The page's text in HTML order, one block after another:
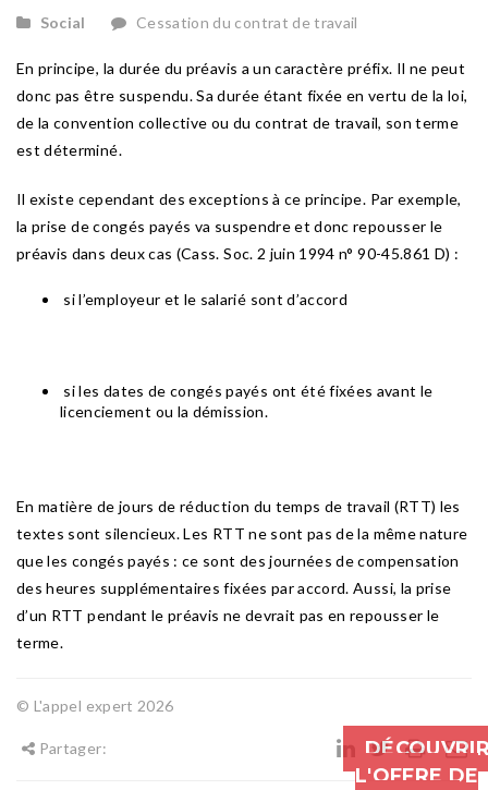
Social Cessation du contrat de travail
En principe, la durée du préavis a un caractère préfix. Il ne peut
donc pas être suspendu. Sa durée étant fixée en vertu de la loi,
de la convention collective ou du contrat de travail, son terme
est déterminé.
Il existe cependant des exceptions à ce principe. Par exemple,
la prise de congés payés va suspendre et donc repousser le
préavis dans deux cas (Cass. Soc. 2 juin 1994 n° 90-45.861 D) :
si l’employeur et le salarié sont d’accord
si les dates de congés payés ont été fixées avant le
licenciement ou la démission.
En matière de jours de réduction du temps de travail (RTT) les
textes sont silencieux. Les RTT ne sont pas de la même nature
que les congés payés : ce sont des journées de compensation
des heures supplémentaires fixées par accord. Aussi, la prise
d’un RTT pendant le préavis ne devrait pas en repousser le
terme.
© L'appel expert 2026
Partager:
L'OFFRE DE